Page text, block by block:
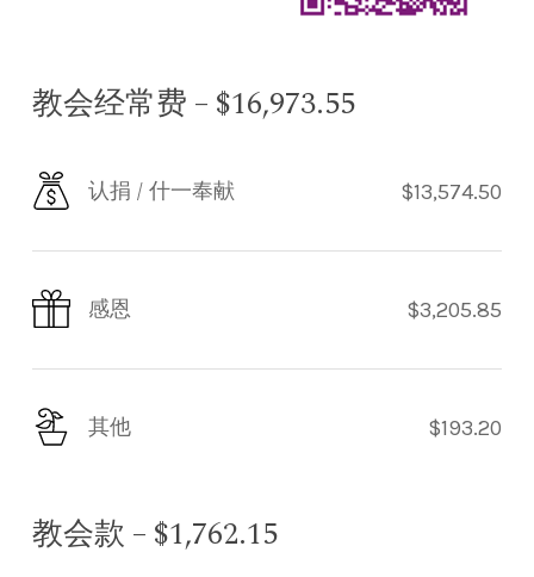
教会经常费 – $16,973.55
认捐 / 什一奉献 $13,574.50
感恩 $3,205.85
其他 $193.20
教会款 – $1,762.15